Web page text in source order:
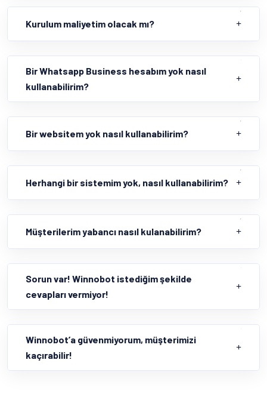
Kurulum maliyetim olacak mı?
Bir Whatsapp Business hesabım yok nasıl
kullanabilirim?
Bir websitem yok nasıl kullanabilirim?
Herhangi bir sistemim yok, nasıl kullanabilirim?
Müşterilerim yabancı nasıl kulanabilirim?
Sorun var! Winnobot istediğim şekilde
cevapları vermiyor!
Winnobot’a güvenmiyorum, müşterimizi
kaçırabilir!